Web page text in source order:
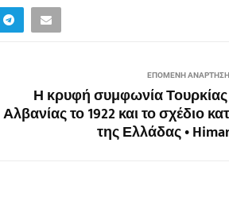
ΕΠΌΜΕΝΗ ΑΝΆΡΤΗΣΗ
Η κρυφή συμφωνία
Αλβανίας το 1922 και το σχέδιο
της Ελλάδας •